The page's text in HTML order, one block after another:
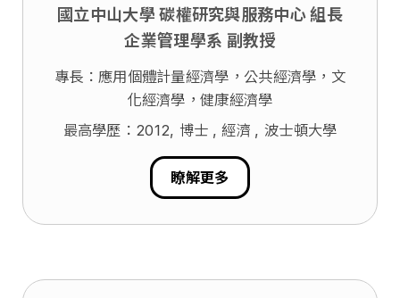
國立中山大學 碳權研究與服務中心 組長
企業管理學系 副教授
專長：應用個體計量經濟學，公共經濟學，文
化經濟學，健康經濟學
最高學歷：2012, 博士 , 經濟 , 波士頓大學
瞭解更多